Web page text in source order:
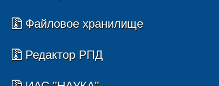
Файловое хранилище
Редактор РПД